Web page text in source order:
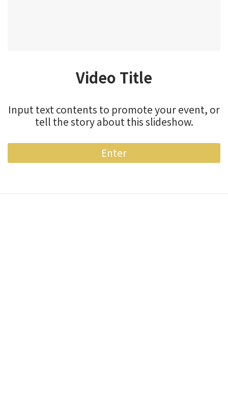
Video Title
Input text contents to promote your event, or
tell the story about this slideshow.
Enter